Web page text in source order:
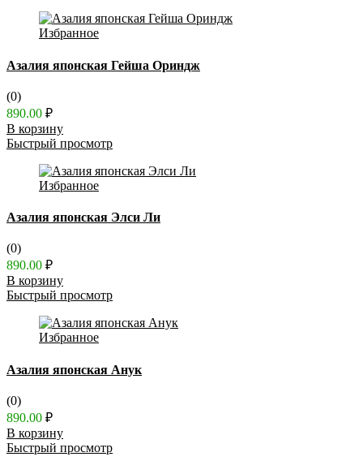
Избранное
Азалия японская Гейша Ориндж
(0)
890.00 ₽
В корзину
Быстрый просмотр
Избранное
Азалия японская Элси Ли
(0)
890.00 ₽
В корзину
Быстрый просмотр
Избранное
Азалия японская Анук
(0)
890.00 ₽
В корзину
Быстрый просмотр